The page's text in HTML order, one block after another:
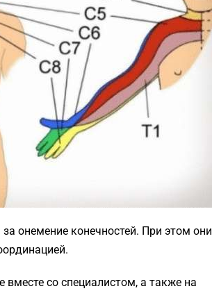
онемение конечностей. При этом они
вместе со специалистом, а также на